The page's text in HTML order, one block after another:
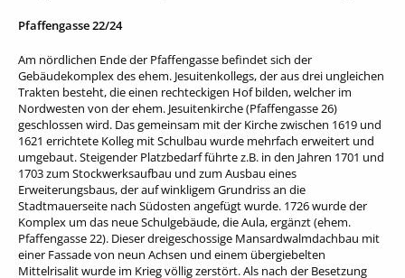
Pfaffengasse 22/24
Am nördlichen Ende der Pfaffengasse befindet sich der
Gebäudekomplex des ehem. Jesuitenkollegs, der aus drei ungleichen
Trakten besteht, die einen rechteckigen Hof bilden, welcher im
Nordwesten von der ehem. Jesuitenkirche (Pfaffengasse 26)
geschlossen wird. Das gemeinsam mit der Kirche zwischen 1619 und
1621 errichtete Kolleg mit Schulbau wurde mehrfach erweitert und
umgebaut. Steigender Platzbedarf führte z.B. in den Jahren 1701 und
1703 zum Stockwerksaufbau und zum Ausbau eines
Erweiterungsbaus, der auf winkligem Grundriss an die
Stadtmauerseite nach Südosten angefügt wurde. 1726 wurde der
Komplex um das neue Schulgebäude, die Aula, ergänzt (ehem.
Pfaffengasse 22). Dieser dreigeschossige Mansardwalmdachbau mit
einer Fassade von neun Achsen und einem übergiebelten
Mittelrisalit wurde im Krieg völlig zerstört. Als nach der Besetzung